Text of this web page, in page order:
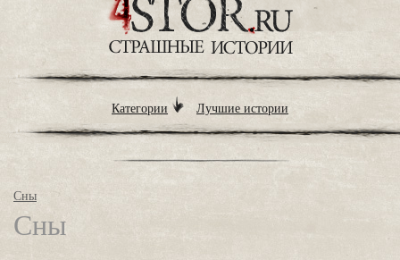
Категории Лучшие истории
Сны
Сны